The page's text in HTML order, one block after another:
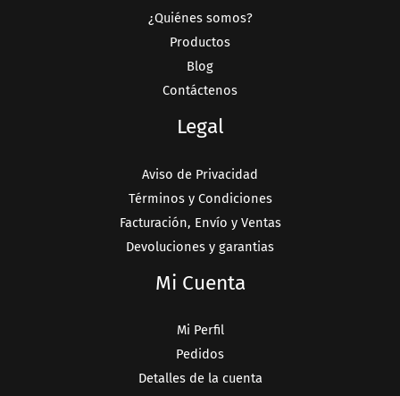
¿Quiénes somos?
Productos
Blog
Contáctenos
Legal
Aviso de Privacidad
Términos y Condiciones
Facturación, Envío y Ventas
Devoluciones y garantias
Mi Cuenta
Mi Perfil
Pedidos
Detalles de la cuenta